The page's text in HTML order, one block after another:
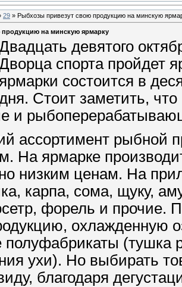
29 » Рыбхозы привезут свою продукцию на минскую
на минскую ярмарку
девятого
спорта пройдет
ярмарки состоится в
Стоит заметить,
и
ассортимент рыбной
На ярмарке
низким ценам. На
карпа, сома, щуку,
форель и прочие.
охлажденную
полуфабрикаты
ухи). Но выбирать
благодаря